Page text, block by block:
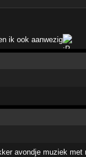
ik ook aanwezig
avondje muziek met